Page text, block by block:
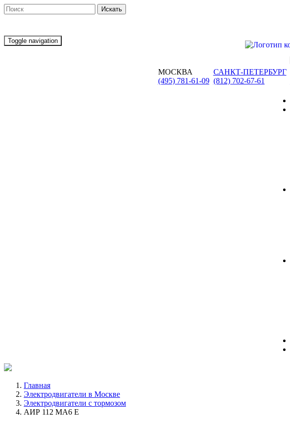
Toggle navigation
МОСКВА
(495) 781-61-09
САНКТ-ПЕТЕРБУРГ
(812) 702-67-61
Главная
Электродвигатели в Москве
Электродвигатели с тормозом
АИР 112 МA6 E